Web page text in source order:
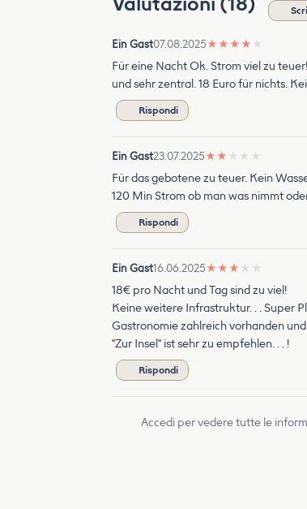
Ein Gast07.08.2025★ ★ ★ ★ ★
Für eine Nacht Ok. Strom viel zu
und sehr zentral. 18 Euro für nichts.
Rispondi
Ein Gast23.07.2025★ ★ ★ ★ ★
Für das gebotene zu teuer. Kein
120 Min Strom ob man was nimmt
Rispondi
Ein Gast16.06.2025★ ★ ★ ★ ★
18€ pro Nacht und Tag sind zu viel!
Keine weitere Infrastruktur. . . Super
Gastronomie zahlreich vorhanden
"Zur Insel" ist sehr zu empfehlen. . . !
Rispondi
Accedi per vedere tutte le